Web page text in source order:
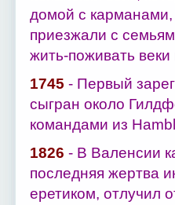
домой с
приезжали с
жить-поживать
1745 - Первый
сыгран около
командами из
1826 - В Валенсии
последняя жертва
еретиком, отлучил